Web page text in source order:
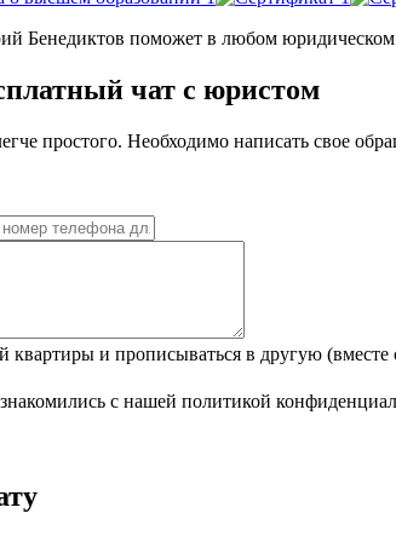
Бенедиктов поможет в любом юридическом
чат с юристом
простого. Необходимо написать свое
квартиры и прописываться в другую
с нашей политикой